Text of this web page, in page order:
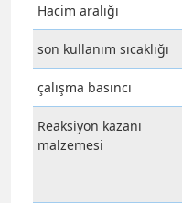
Hacim aralığı
son kullanım sıcaklığı
çalışma basıncı
Reaksiyon kazanı
malzemesi